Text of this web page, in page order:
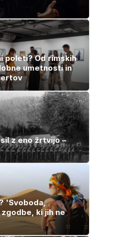
poleti? Od rimskih
umetnosti in
z eno žrtvijo –
'Svoboda,
ki jih ne